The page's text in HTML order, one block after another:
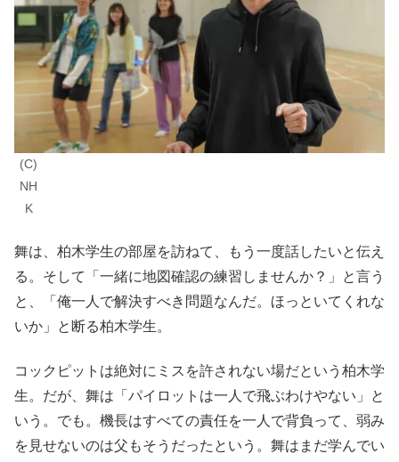
(C)
NH
K
舞は、柏木学生の部屋を訪ねて、もう一度話したいと伝え
る。そして「一緒に地図確認の練習しませんか？」と言う
と、「俺一人で解決すべき問題なんだ。ほっといてくれな
いか」と断る柏木学生。
コックピットは絶対にミスを許されない場だという柏木学
生。だが、舞は「パイロットは一人で飛ぶわけやない」と
いう。でも。機長はすべての責任を一人で背負って、弱み
を見せないのは父もそうだったという。舞はまだ学んでい